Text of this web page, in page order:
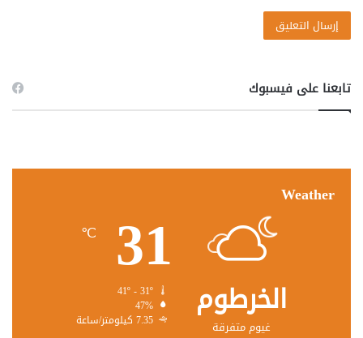
تابعنا على فيسبوك
Weather
الخرطوم
غيوم متفرقة
31
℃
47%
7.35 كيلومتر/ساعة